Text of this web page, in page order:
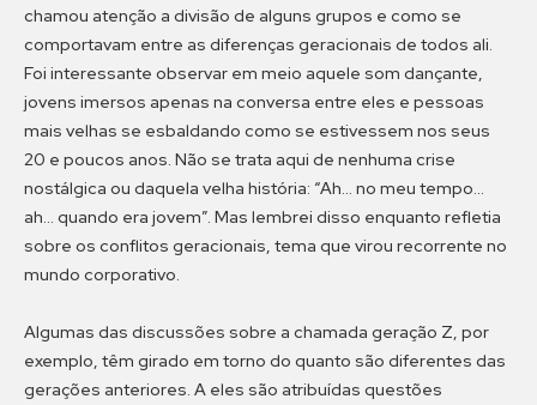
chamou atenção a divisão de alguns grupos e como se
comportavam entre as diferenças geracionais de todos ali.
Foi interessante observar em meio aquele som dançante,
jovens imersos apenas na conversa entre eles e pessoas
mais velhas se esbaldando como se estivessem nos seus
20 e poucos anos. Não se trata aqui de nenhuma crise
nostálgica ou daquela velha história: “Ah… no meu tempo…
ah… quando era jovem”. Mas lembrei disso enquanto refletia
sobre os conflitos geracionais, tema que virou recorrente no
mundo corporativo.
Algumas das discussões sobre a chamada geração Z, por
exemplo, têm girado em torno do quanto são diferentes das
gerações anteriores. A eles são atribuídas questões